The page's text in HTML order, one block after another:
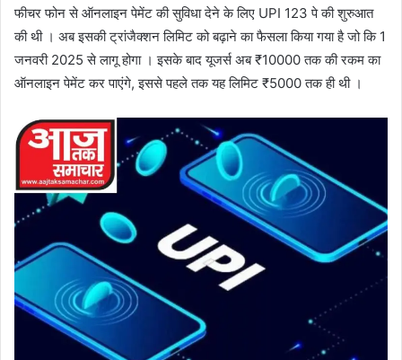
फीचर फोन से ऑनलाइन पेमेंट की सुविधा देने के लिए UPI 123 पे की शुरुआत
की थी । अब इसकी ट्रांजैक्शन लिमिट को बढ़ाने का फैसला किया गया है जो कि 1
जनवरी 2025 से लागू होगा । इसके बाद यूजर्स अब ₹10000 तक की रकम का
ऑनलाइन पेमेंट कर पाएंगे, इससे पहले तक यह लिमिट ₹5000 तक ही थी ।